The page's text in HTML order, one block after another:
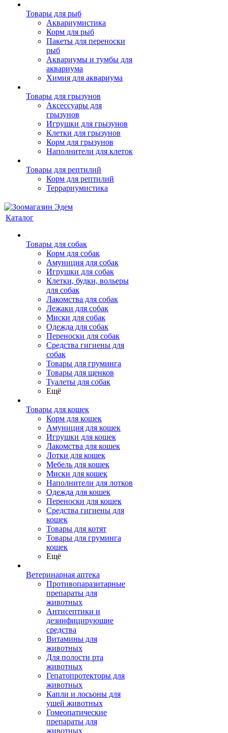
Товары для рыб
Аквариумистика
Корм для рыб
Пакеты для переноски
рыб
Аквариумы и тумбы для
аквариума
Химия для аквариума
Товары для грызунов
Аксессуары для
грызунов
Игрушки для грызунов
Клетки для грызунов
Корм для грызунов
Наполнители для клеток
Товары для рептилий
Корм для рептилий
Террариумистика
Каталог
Товары для собак
Корм для собак
Амуниция для собак
Игрушки для собак
Клетки, будки, вольеры
для собак
Лакомства для собак
Лежаки для собак
Миски для собак
Одежда для собак
Переноски для собак
Средства гигиены для
собак
Товары для груминга
Товары для щенков
Туалеты для собак
Ещё
Товары для кошек
Корм для кошек
Амуниция для кошек
Игрушки для кошек
Лакомства для кошек
Лотки для кошек
Мебель для кошек
Миски для кошек
Наполнители для лотков
Одежда для кошек
Переноски для кошек
Средства гигиены для
кошек
Товары для котят
Товары для груминга
кошек
Ещё
Ветеринарная аптека
Противопаразитарные
препараты для
животных
Антисептики и
дезинфицирующие
средства
Витамины для
животных
Для полости рта
животных
Гепатопротекторы для
животных
Капли и лосьоны для
ушей животных
Гомеопатические
препараты для
животных